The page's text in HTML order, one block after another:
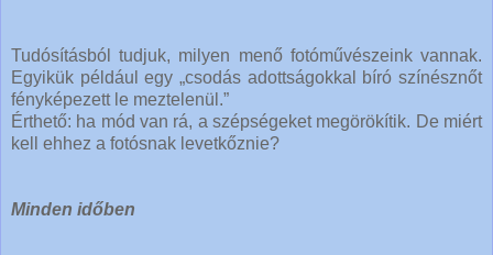
Tudósításból tudjuk, milyen menő fotóművészeink vannak.
Egyikük például egy „csodás adottságokkal bíró színésznőt
fényképezett le meztelenül.”
Érthető: ha mód van rá, a szépségeket megörökítik. De miért
kell ehhez a fotósnak levetkőznie?
Minden időben